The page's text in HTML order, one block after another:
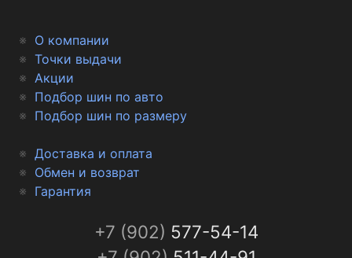
О компании
Точки выдачи
Акции
Подбор шин по авто
Подбор шин по размеру
Доставка и оплата
Обмен и возврат
Гарантия
+7 (902) 577-54-14